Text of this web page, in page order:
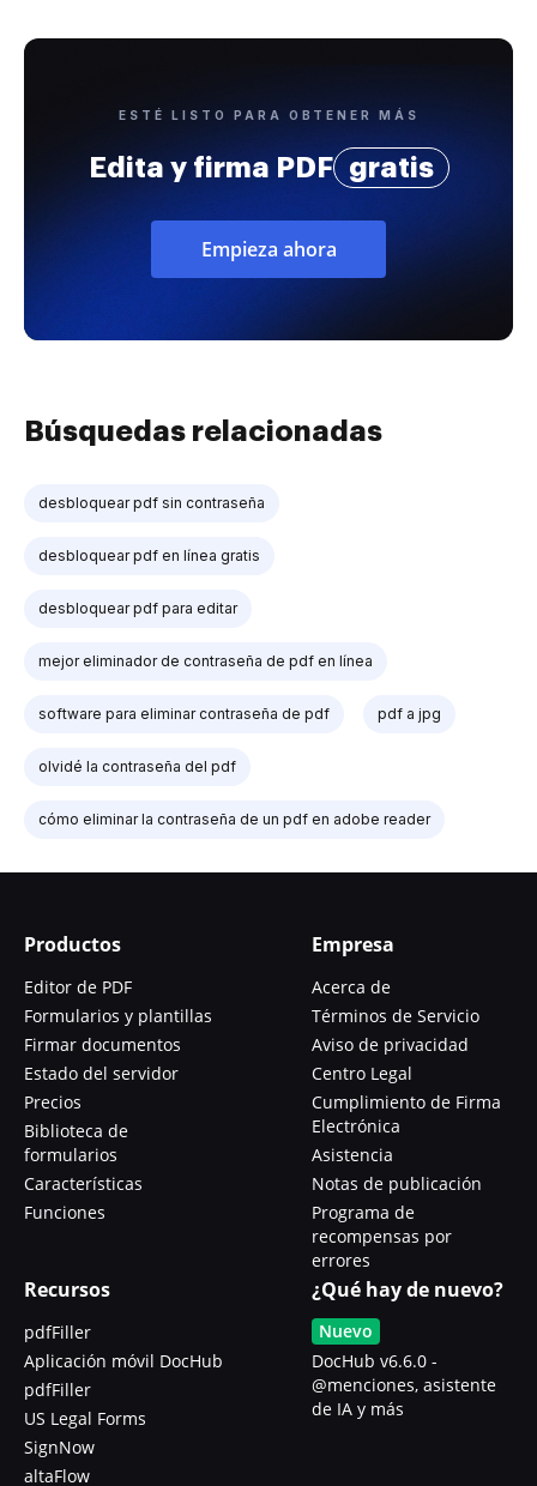
ESTÉ LISTO PARA OBTENER MÁS
Edita y firma PDF gratis
Empieza ahora
Búsquedas relacionadas
desbloquear pdf sin contraseña
desbloquear pdf en línea gratis
desbloquear pdf para editar
mejor eliminador de contraseña de pdf en línea
software para eliminar contraseña de pdf pdf a jpg
olvidé la contraseña del pdf
cómo eliminar la contraseña de un pdf en adobe reader
Productos
Editor de PDF
Formularios y plantillas
Firmar documentos
Estado del servidor
Precios
Biblioteca de
formularios
Características
Funciones
Empresa
Acerca de
Términos de Servicio
Aviso de privacidad
Centro Legal
Cumplimiento de Firma
Electrónica
Asistencia
Notas de publicación
Programa de
recompensas por
errores
Recursos
pdfFiller
Aplicación móvil DocHub
pdfFiller
US Legal Forms
SignNow
altaFlow
¿Qué hay de nuevo?
Nuevo
DocHub v6.6.0 -
@menciones, asistente
de IA y más